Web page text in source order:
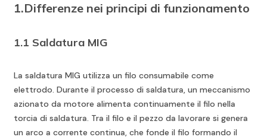
1.Differenze nei principi di funzionamento
1.1 Saldatura MIG
La saldatura MIG utilizza un filo consumabile come
elettrodo. Durante il processo di saldatura, un meccanismo
azionato da motore alimenta continuamente il filo nella
torcia di saldatura. Tra il filo e il pezzo da lavorare si genera
un arco a corrente continua, che fonde il filo formando il